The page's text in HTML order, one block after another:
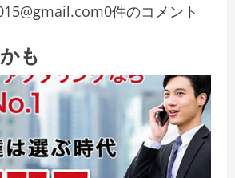
0件のコメント
も